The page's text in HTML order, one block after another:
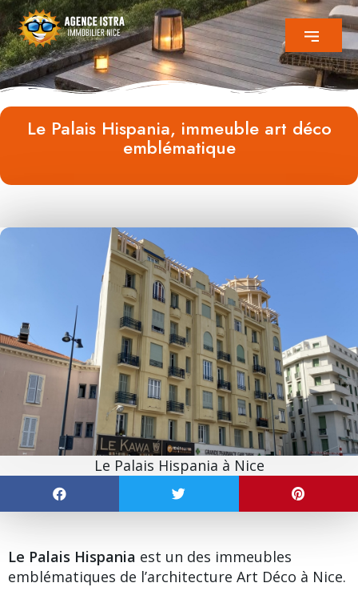
Le Palais Hispania, immeuble art déco
emblématique
Le Palais Hispania à Nice
Le Palais Hispania est un des immeubles
emblématiques de l’architecture Art Déco à Nice.